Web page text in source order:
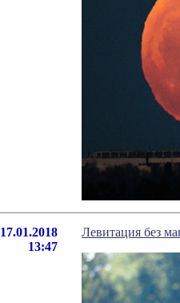
17.01.2018
13:47
Левитация без